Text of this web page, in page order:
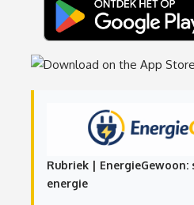
Rubriek |
energie